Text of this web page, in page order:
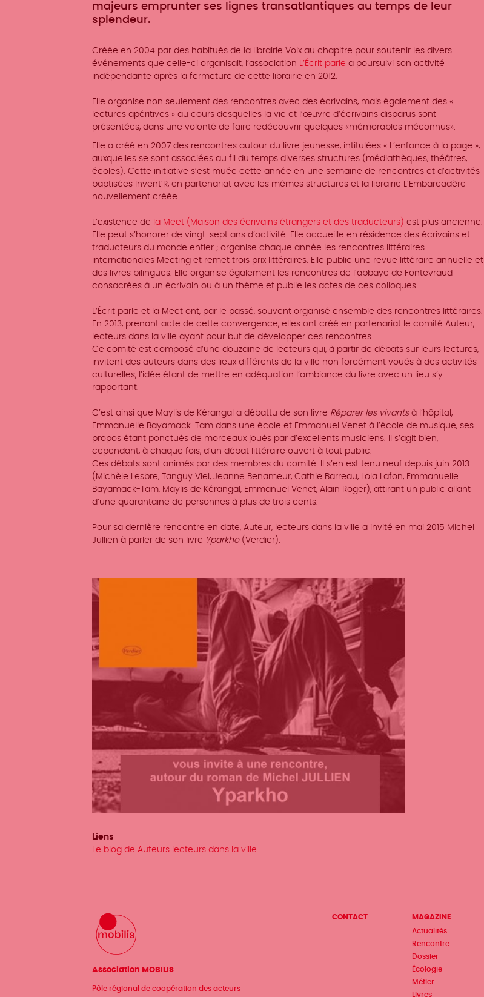
majeurs emprunter ses lignes transatlantiques au temps de leur
splendeur.
Créée en 2004 par des habitués de la librairie Voix au chapitre pour soutenir les divers
événements que celle-ci organisait, l’association L’Écrit parle a poursuivi son activité
indépendante après la fermeture de cette librairie en 2012.
Elle organise non seulement des rencontres avec des écrivains, mais également des «
lectures apéritives » au cours desquelles la vie et l’œuvre d’écrivains disparus sont
présentées, dans une volonté de faire redécouvrir quelques «mémorables méconnus».
Elle a créé en 2007 des rencontres autour du livre jeunesse, intitulées « L’enfance à la page »,
auxquelles se sont associées au fil du temps diverses structures (médiathèques, théâtres,
écoles). Cette initiative s’est muée cette année en une semaine de rencontres et d’activités
baptisées Invent’R, en partenariat avec les mêmes structures et la librairie L’Embarcadère
nouvellement créée.
L’existence de la Meet (Maison des écrivains étrangers et des traducteurs) est plus ancienne.
Elle peut s’honorer de vingt-sept ans d’activité. Elle accueille en résidence des écrivains et
traducteurs du monde entier ; organise chaque année les rencontres littéraires
internationales Meeting et remet trois prix littéraires. Elle publie une revue littéraire annuelle et
des livres bilingues. Elle organise également les rencontres de l’abbaye de Fontevraud
consacrées à un écrivain ou à un thème et publie les actes de ces colloques.
L’Écrit parle et la Meet ont, par le passé, souvent organisé ensemble des rencontres littéraires.
En 2013, prenant acte de cette convergence, elles ont créé en partenariat le comité Auteur,
lecteurs dans la ville ayant pour but de développer ces rencontres.
Ce comité est composé d’une douzaine de lecteurs qui, à partir de débats sur leurs lectures,
invitent des auteurs dans des lieux différents de la ville non forcément voués à des activités
culturelles, l’idée étant de mettre en adéquation l’ambiance du livre avec un lieu s’y
rapportant.
C’est ainsi que Maylis de Kérangal a débattu de son livre Réparer les vivantsà l’hôpital,
Emmanuelle Bayamack-Tam dans une école et Emmanuel Venet à l’école de musique, ses
propos étant ponctués de morceaux joués par d’excellents musiciens. Il s’agit bien,
cependant, à chaque fois, d’un débat littéraire ouvert à tout public.
Ces débats sont animés par des membres du comité. Il s’en est tenu neuf depuis juin 2013
(Michèle Lesbre, Tanguy Viel, Jeanne Benameur, Cathie Barreau, Lola Lafon, Emmanuelle
Bayamack-Tam, Maylis de Kérangal, Emmanuel Venet, Alain Roger), attirant un public allant
d’une quarantaine de personnes à plus de trois cents.
Pour sa dernière rencontre en date, Auteur, lecteurs dans la ville a invité en mai 2015 Michel
Jullien à parler de son livre Yparkho(Verdier).
Liens
Le blog de Auteurs lecteurs dans la ville
Association MOBILIS
Pôle régional de coopération des acteurs
Menu
CONTACT
MAGAZINE
Actualités
Rencontre
Dossier
Écologie
Métier
Livres